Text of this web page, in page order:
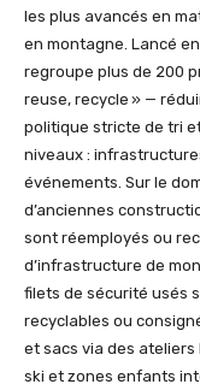
les plus avancés en
en montagne. Lancé
regroupe plus de 200
reuse, recycle » —
politique stricte de tri
niveaux :
événements. Sur le
d’anciennes
sont réemployés ou
d’infrastructure de
filets de sécurité usés
recyclables ou
et sacs via des ateliers
ski et zones enfants